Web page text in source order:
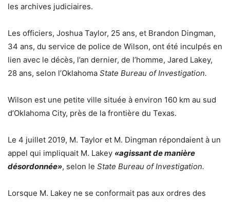
les archives judiciaires.
Les officiers, Joshua Taylor, 25 ans, et Brandon Dingman,
34 ans, du service de police de Wilson, ont été inculpés en
lien avec le décès, l’an dernier, de l’homme, Jared Lakey,
28 ans, selon l’Oklahoma State Bureau of Investigation.
Wilson est une petite ville située à environ 160 km au sud
d’Oklahoma City, près de la frontière du Texas.
Le 4 juillet 2019, M. Taylor et M. Dingman répondaient à un
appel qui impliquait M. Lakey «agissant de manière
désordonnée», selon le State Bureau of Investigation.
Lorsque M. Lakey ne se conformait pas aux ordres des